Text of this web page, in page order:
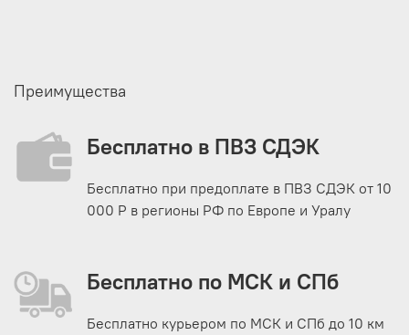
Преимущества
Бесплатно в ПВЗ СДЭК
Бесплатно при предоплате в ПВЗ СДЭК от 10
000 Р в регионы РФ по Европе и Уралу
Бесплатно по МСК и СПб
Бесплатно курьером по МСК и СПб до 10 км